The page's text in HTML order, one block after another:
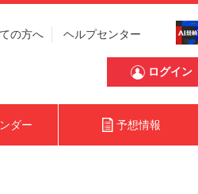
の方へ ヘルプセンター
ログイン
ダー 予想情報